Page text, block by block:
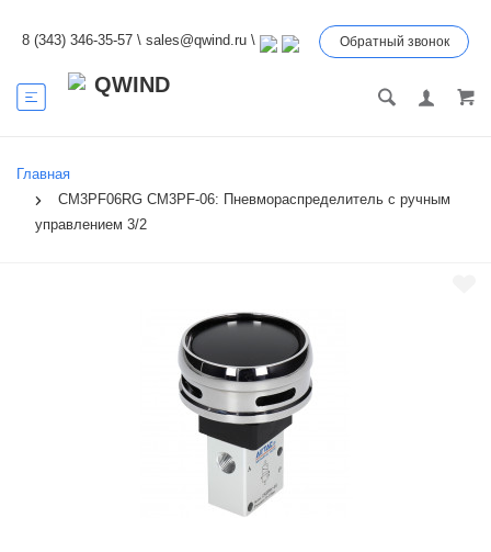
8 (343) 346-35-57 \ sales@qwind.ru \ Обратный звонок
Главная
CM3PF06RG CM3PF-06: Пневмораспределитель с ручным
управлением 3/2